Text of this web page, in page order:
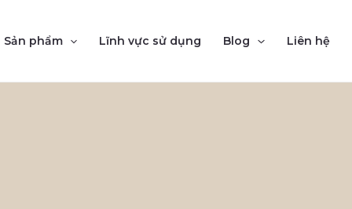
Sản phẩm Lĩnh vực sử dụng Blog Liên hệ